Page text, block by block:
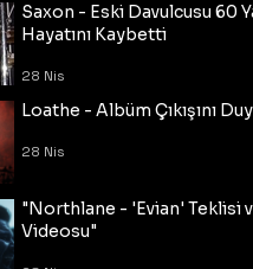
Saxon - Eski Davulcusu 60
Hayatını Kaybetti
28 Nis
Loathe - Albüm Çıkışını
28 Nis
"Northlane - 'Evian' Teklisi
Videosu"